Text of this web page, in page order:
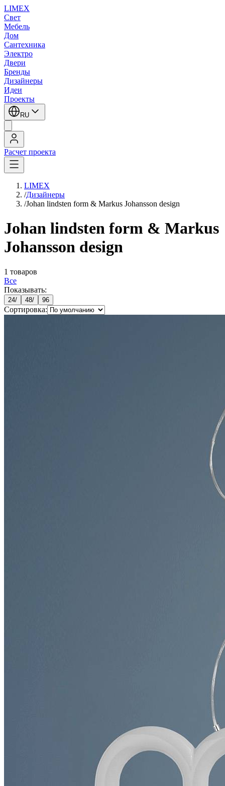
LIMEX
Свет
Мебель
Дом
Сантехника
Электро
Двери
Бренды
Дизайнеры
Идеи
Проекты
RU
Расчет проекта
LIMEX
/Дизайнеры
/Johan lindsten form & Markus Johansson design
Johan lindsten form & Markus
Johansson design
1 товаров
Все
Показывать:
24/ 48/ 96
Сортировка: